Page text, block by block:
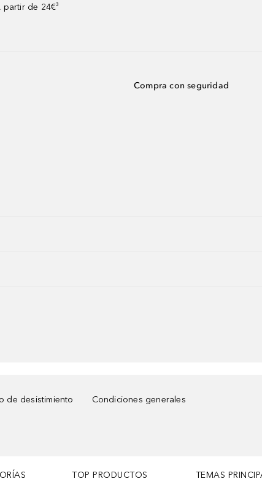
partir de 24€³
Compra con seguridad
de desistimiento
Condiciones generales
TOP PRODUCTOS TEMAS